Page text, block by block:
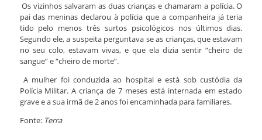
Os vizinhos salvaram as duas crianças e chamaram a polícia. O
pai das meninas declarou à polícia que a companheira já teria
tido pelo menos três surtos psicológicos nos últimos dias.
Segundo ele, a suspeita perguntava se as crianças, que estavam
no seu colo, estavam vivas, e que ela dizia sentir “cheiro de
sangue” e “cheiro de morte”.
A mulher foi conduzida ao hospital e está sob custódia da
Polícia Militar. A criança de 7 meses está internada em estado
grave e a sua irmã de 2 anos foi encaminhada para familiares.
Fonte:Terra